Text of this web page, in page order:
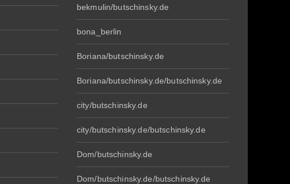
bekmulin/butschinsky.de
bona_berlin
Boriana/butschinsky.de
Boriana/butschinsky.de/butschinsky.de
city/butschinsky.de
city/butschinsky.de/butschinsky.de
Dom/butschinsky.de
Dom/butschinsky.de/butschinsky.de